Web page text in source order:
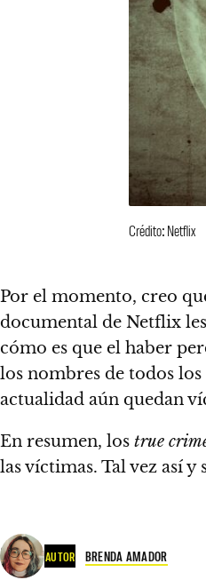
Crédito: Netflix
Por el momento, creo
documental de Netflix
cómo es que el haber
los nombres de todos
actualidad aún quedan
En resumen, los true
las víctimas. Tal vez así
AUTOR BRENDA AMADOR